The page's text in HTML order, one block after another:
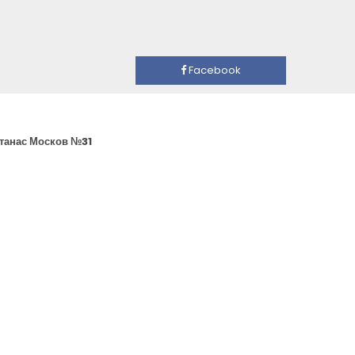
Facebook
Москов №31